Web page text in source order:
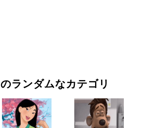
のランダムなカテゴリ